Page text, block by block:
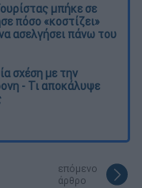
μπήκε σε
πόσο «κοστίζει»
ασελγήσει πάνω του
σχέση με την
- Τι αποκάλυψε
επόμενο
άρθρο